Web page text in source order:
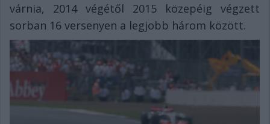
várnia, 2014 végétől 2015 közepéig végzett
sorban 16 versenyen a legjobb három között.